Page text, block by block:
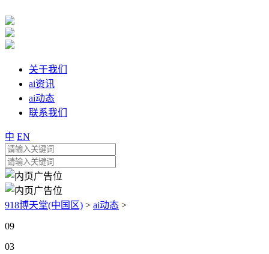
关于我们
ai资讯
ai动态
联系我们
中 EN
918博天堂(中国区) > ai动态 >
09
03